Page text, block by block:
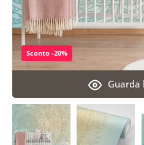
Guarda
Sconto -20%